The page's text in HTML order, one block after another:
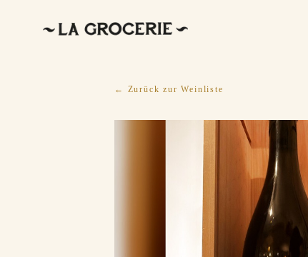
← Zurück zur Weinliste